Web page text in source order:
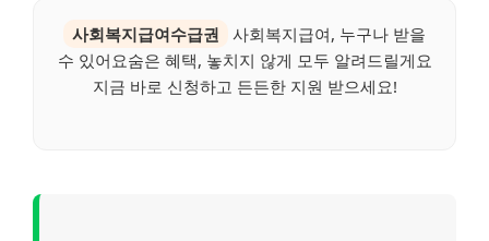
사회복지급여수급권
사회복지급여, 누구나 받을
수 있어요숨은 혜택, 놓치지 않게 모두 알려드릴게요
지금 바로 신청하고 든든한 지원 받으세요!